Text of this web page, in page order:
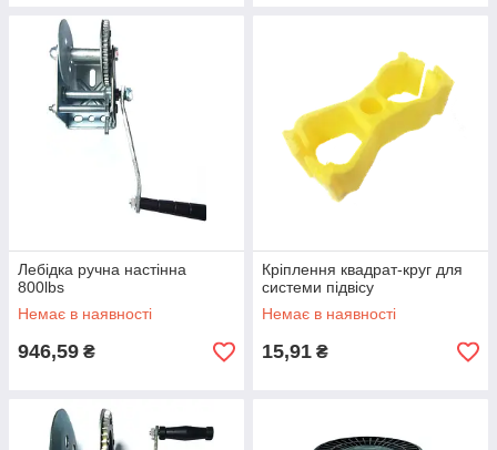
Лебідка ручна настінна
800lbs
Немає в наявності
946,59 ₴
Кріплення квадрат-круг для
системи підвісу
Немає в наявності
15,91 ₴